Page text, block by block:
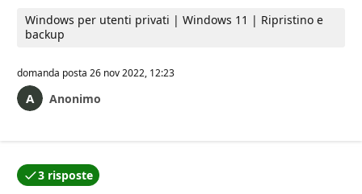
Windows per utenti privati | Windows 11 | Ripristino e
backup
domanda posta 26 nov 2022, 12:23
Anonimo
3 risposte
Una delle risposte è stata accettata dall'autore della